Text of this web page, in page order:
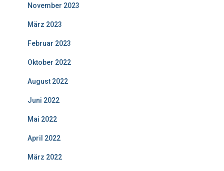
November 2023
März 2023
Februar 2023
Oktober 2022
August 2022
Juni 2022
Mai 2022
April 2022
März 2022